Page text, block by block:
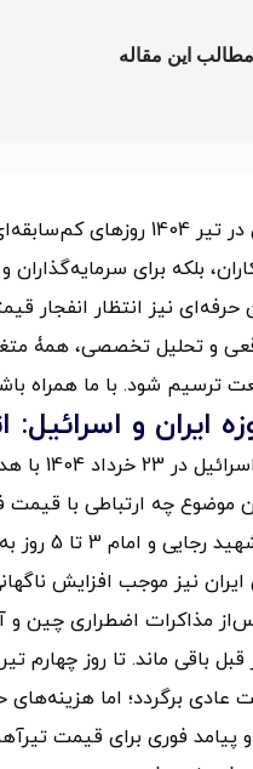
این مقاله
بلکه برای
نیز انتظار انفجار
و تحلیل تخصصی، همۀ
ترسیم شود. با ما همراه
حملات
امام 3 تا 5 روز به تعویق افتاد.
قبل باقی ماند. تا روز
عادی برگردد؛ اما هزینه‌های
پیامد فوری برای قیمت